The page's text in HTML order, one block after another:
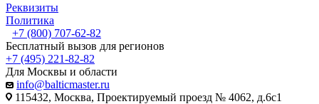
Реквизиты
Политика
+7 (800) 707-62-82
Бесплатный вызов для регионов
+7 (495) 221-82-82
Для Москвы и области
info@balticmaster.ru
115432, Москва, Проектируемый проезд № 4062, д.6с1